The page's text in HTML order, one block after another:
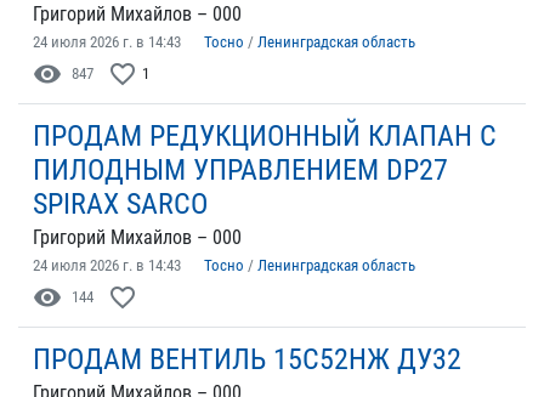
Григорий Михайлов – 000
24 июля 2026 г. в 14:43 Тосно / Ленинградская область
visibility 847 favorite_border 1
ПРОДАМ РЕДУКЦИОННЫЙ КЛАПАН С
ПИЛОДНЫМ УПРАВЛЕНИЕМ DP27
SPIRAX SARCO
Григорий Михайлов – 000
24 июля 2026 г. в 14:43 Тосно / Ленинградская область
visibility 144 favorite_border
ПРОДАМ ВЕНТИЛЬ 15С52НЖ ДУ32